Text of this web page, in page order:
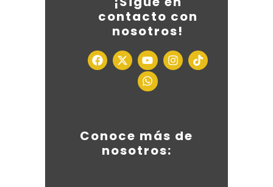
contacto con
nosotros!
Conoce más de
nosotros: